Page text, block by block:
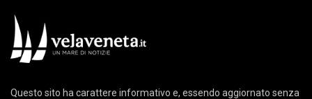
Questo sito ha carattere informativo e, essendo aggiornato senza